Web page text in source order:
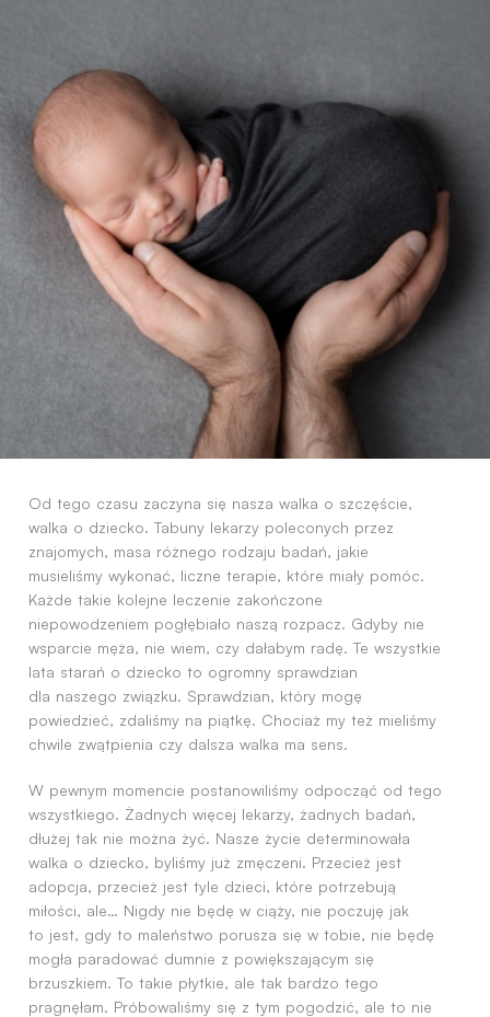
Od tego czasu zaczyna się nasza walka o szczęście,
walka o dziecko. Tabuny lekarzy poleconych przez
znajomych, masa różnego rodzaju badań, jakie
musieliśmy wykonać, liczne terapie, które miały pomóc.
Każde takie kolejne leczenie zakończone
niepowodzeniem pogłębiało naszą rozpacz. Gdyby nie
wsparcie męża, nie wiem, czy dałabym radę. Te wszystkie
lata starań o dziecko to ogromny sprawdzian
dla naszego związku. Sprawdzian, który mogę
powiedzieć, zdaliśmy na piątkę. Chociaż my też mieliśmy
chwile zwątpienia czy dalsza walka ma sens.
W pewnym momencie postanowiliśmy odpocząć od tego
wszystkiego. Żadnych więcej lekarzy, żadnych badań,
dłużej tak nie można żyć. Nasze życie determinowała
walka o dziecko, byliśmy już zmęczeni. Przecież jest
adopcja, przecież jest tyle dzieci, które potrzebują
miłości, ale… Nigdy nie będę w ciąży, nie poczuję jak
to jest, gdy to maleństwo porusza się w tobie, nie będę
mogła paradować dumnie z powiększającym się
brzuszkiem. To takie płytkie, ale tak bardzo tego
pragnęłam. Próbowaliśmy się z tym pogodzić, ale to nie